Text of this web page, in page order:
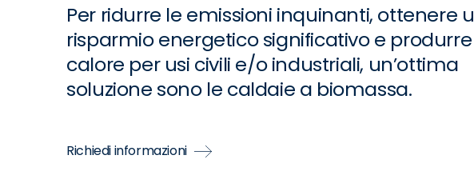
Per ridurre le emissioni inquinanti, ottenere
risparmio energetico significativo e produrre
calore per usi civili e/o industriali, un’ottima
soluzione sono le caldaie a biomassa.
Richiedi informazioni